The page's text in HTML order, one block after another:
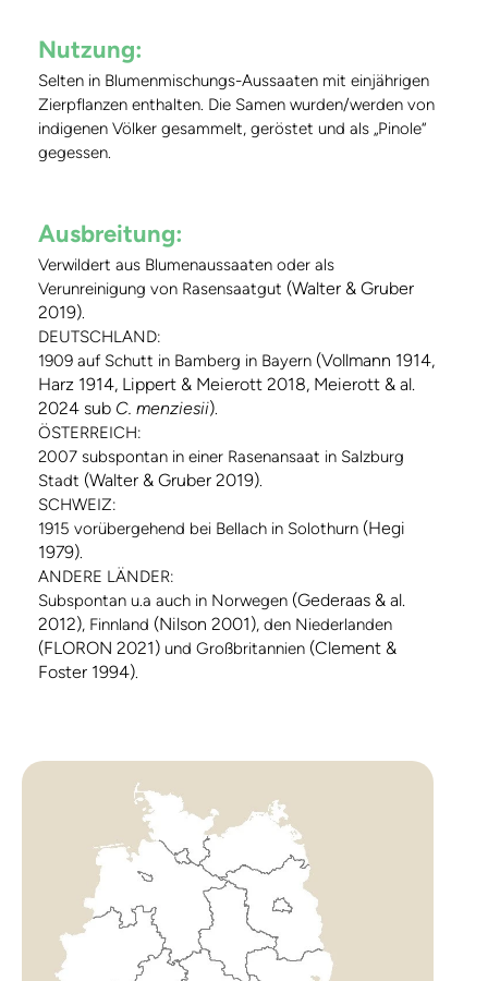
Nutzung:
Selten in Blumenmischungs-Aussaaten mit einjährigen
Zierpflanzen enthalten. Die Samen wurden/werden von
indigenen Völker gesammelt, geröstet und als „Pinole“
gegessen.
Ausbreitung:
Verwildert aus Blumenaussaaten oder als
Verunreinigung von Rasensaatgut (Walter & Gruber
2019).
DEUTSCHLAND:
1909 auf Schutt in Bamberg in Bayern (Vollmann 1914,
Harz 1914, Lippert & Meierott 2018, Meierott & al.
2024 sub C. menziesii).
ÖSTERREICH:
2007 subspontan in einer Rasenansaat in Salzburg
Stadt (Walter & Gruber 2019).
SCHWEIZ:
1915 vorübergehend bei Bellach in Solothurn (Hegi
1979).
ANDERE LÄNDER:
Subspontan u.a auch in Norwegen (Gederaas & al.
2012), Finnland (Nilson 2001), den Niederlanden
(FLORON 2021) und Großbritannien (Clement &
Foster 1994).